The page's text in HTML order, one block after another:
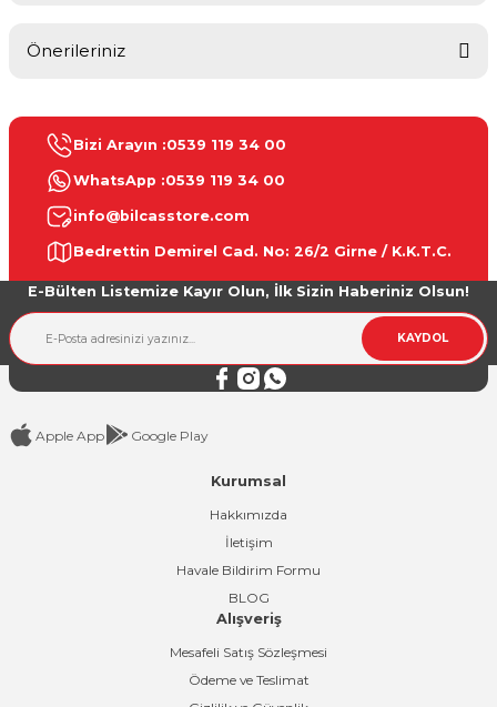
Önerileriniz
konularda yetersiz gördüğünüz noktaları öneri formunu kullanarak
tarafımıza iletebilirsiniz.
Görüş ve önerileriniz için teşekkür ederiz.
Ürün resmi kalitesiz, bozuk veya görüntülenemiyor.
Ürün açıklamasında eksik bilgiler bulunuyor.
Ürün bilgilerinde hatalar bulunuyor.
Bizi Arayın :0539 119 34 00
WhatsApp :0539 119 34 00
info@bilcasstore.com
Bedrettin Demirel Cad. No: 26/2 Girne / K.K.T.C.
E-Bülten Listemize Kayır Olun, İlk Sizin Haberiniz Olsun!
KAYDOL
Apple App Google Play
Kurumsal
Hakkımızda
İletişim
Havale Bildirim Formu
BLOG
Alışveriş
Mesafeli Satış Sözleşmesi
Ödeme ve Teslimat